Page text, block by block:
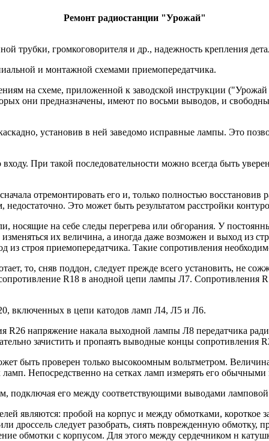
Ремонт радиостанции "Урожай"
трубки, громкоговорителя и др., надежность крепления
и монтажной схемами приемопередатчика.
на схеме, приложенной к заводской инструкции
они предназначены, имеют по восьми выводов, и
установив в ней заведомо исправные лампы. Это
При такой последовательности можно всегда быть
отремонтировать его и, только полностью
недостаточно. Это может быть результатом расстройки
носящие на себе следы перегрева или обгорания. У
их величина, а иногда даже возможен и выход из
строя приемопередатчика. Такие сопротивления
то, сняв поддон, следует прежде всего установить, не
R18 в анодной цепи лампы Л7.
включенных в цепи катодов ламп Л4, Л5 и Л6.
напряжение накала выходной лампы Л8 передатчика
зачистить и пропаять выводные концы сопротивления
быть проверен только высокоомным вольтметром.
Непосредственно на сетках ламп измерять его
подключая его между соответствующими выводами
являются: пробой на корпус и между обмотками,
дроссель следует разобрать, сиять поврежденную обмотку,
обмотки с корпусом. Для этого между сердечником н